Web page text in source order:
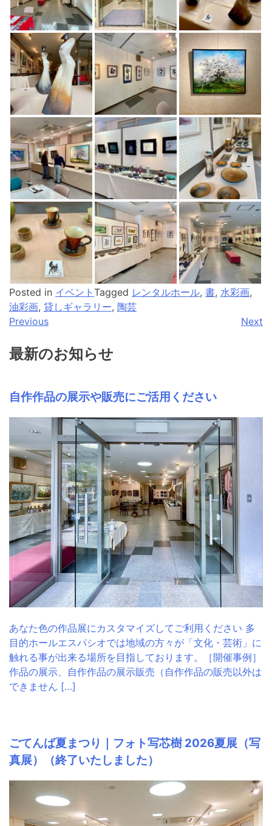
Posted in イベント Tagged レンタルホール, 書, 水彩画,
油彩画, 貸しギャラリー, 陶芸
投
稿
ビ
ー
シ
ョ
ン
Previous Next
最新のお知らせ
自作作品の展示や販売にご活用ください
あなた色の作品展にカスタマイズしてご利用ください 多
目的ホールエスパシオでは地域の方々が「文化・芸術」に
触れる事が出来る場所を目指しております。［開催事例］
作品の展示、自作作品の展示販売（自作作品の販売以外は
できません […]
ごてんば夏まつり｜フォト写芯樹 2026夏展（写
真展）（終了いたしました）